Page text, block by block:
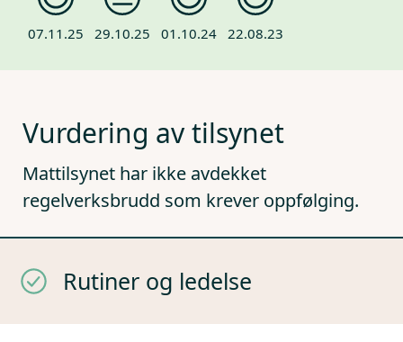
07.11.25 29.10.25 01.10.24 22.08.23
Vurdering av tilsynet
Mattilsynet har ikke avdekket
regelverksbrudd som krever oppfølging.
Rutiner og ledelse